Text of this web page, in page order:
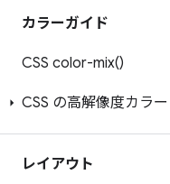
カラーガイド
CSS color-mix()
CSS の高解像度カラー
レイアウト